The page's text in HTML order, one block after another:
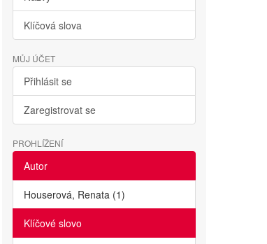
Klíčová slova
MŮJ ÚČET
Přihlásit se
Zaregistrovat se
PROHLÍŽENÍ
Autor
Houserová, Renata (1)
Klíčové slovo